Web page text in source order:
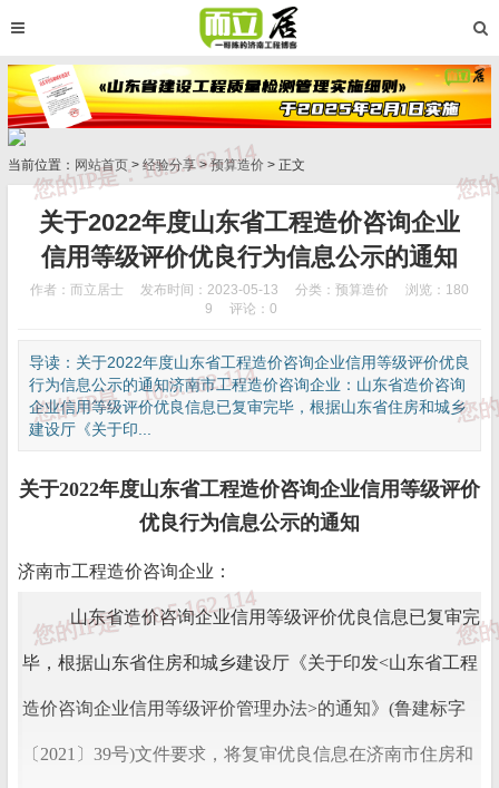
当前位置： 网站首页 > 经验分享>预算造价 > 正文
关于2022年度山东省工程造价咨询企业
信用等级评价优良行为信息公示的通知
作者：而立居士 发布时间：2023-05-13 分类： 预算造价
浏览：180
9
评论：0
导读：关于2022年度山东省工程造价咨询企业信用等级评价优良
行为信息公示的通知济南市工程造价咨询企业：山东省造价咨询
企业信用等级评价优良信息已复审完毕，根据山东省住房和城乡
建设厅《关于印...
关于2022年度山东省工程造价咨询企业信用等级评价
优良行为信息公示的通知
济南市工程造价咨询企业：
山东省造价咨询企业信用等级评价优良信息已复审完
毕，根据山东省住房和城乡建设厅《关于印发<山东省工程
造价咨询企业信用等级评价管理办法>的通知》(鲁建标字
〔2021〕39号)文件要求，将复审优良信息在济南市住房和